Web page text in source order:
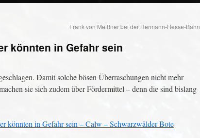
Frank von Meißner bei der Hermann-Hesse-Bahn
könnten in Gefahr sein
Damit solche bösen Überraschungen nicht mehr
sie sich zudem über Fördermittel – denn die sind bislang
könnten in Gefahr sein – Calw – Schwarzwälder Bote